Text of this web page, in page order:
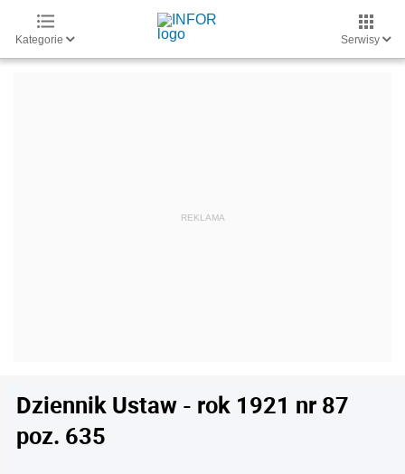
Kategorie Serwisy
Dziennik Ustaw - rok 1921 nr 87
poz. 635